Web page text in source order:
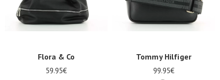
SE
CONNECTER
Flora & Co
59.95€
Tommy Hilfiger
99.95€